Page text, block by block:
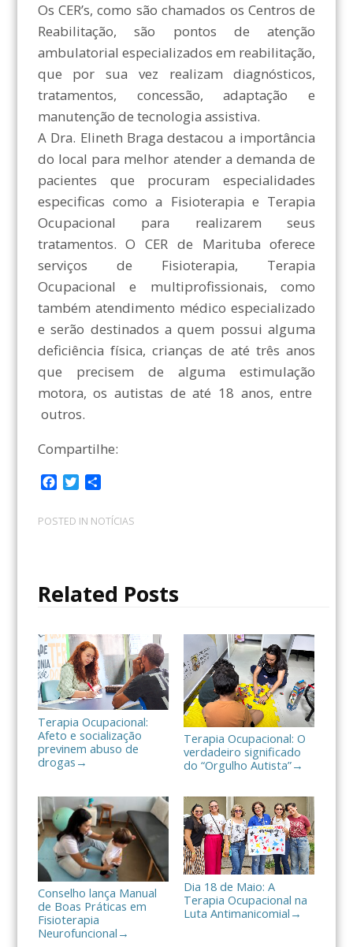
Os CER’s, como são chamados os Centros de
Reabilitação, são pontos de atenção
ambulatorial especializados em reabilitação,
que por sua vez realizam diagnósticos,
tratamentos, concessão, adaptação e
manutenção de tecnologia assistiva.
A Dra. Elineth Braga destacou a importância
do local para melhor atender a demanda de
pacientes que procuram especialidades
especificas como a Fisioterapia e Terapia
Ocupacional para realizarem seus
tratamentos. O CER de Marituba oferece
serviços de Fisioterapia, Terapia
Ocupacional e multiprofissionais, como
também atendimento médico especializado
e serão destinados a quem possui alguma
deficiência física, crianças de até três anos
que precisem de alguma estimulação
motora, os autistas de até 18 anos, entre
outros.
Compartilhe:
c
e
k
i
t
m
p
i
a
r
POSTED IN NOTÍCIAS
Related Posts
Terapia Ocupacional:
Afeto e socialização
previnem abuso de
drogas →
Terapia Ocupacional: O
verdadeiro significado
do “Orgulho Autista”→
Conselho lança Manual
de Boas Práticas em
Fisioterapia
Neurofuncional →
Dia 18 de Maio: A
Terapia Ocupacional na
Luta Antimanicomial →